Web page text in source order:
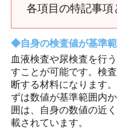
各項目の特記事項
自身の検査値が基準
血液検査や尿検査を行
すことが可能です。検
断する材料になります
ずは数値が基準範囲内
囲は、自身の数値の近
載されています。